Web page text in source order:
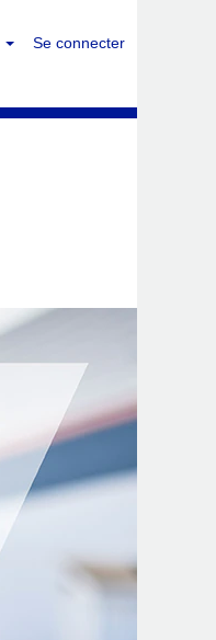
Se connecter